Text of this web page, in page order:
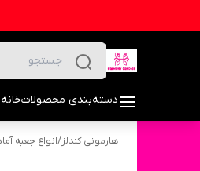
دسته‌بندی محصولاتخانه
هارمونی کندلز/انواع جعبه